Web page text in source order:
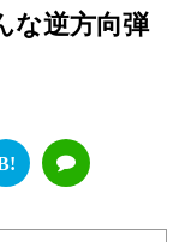
な逆方向弾